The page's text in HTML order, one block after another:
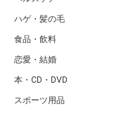
ハゲ・髪の毛
食品・飲料
恋愛・結婚
本・CD・DVD
スポーツ用品